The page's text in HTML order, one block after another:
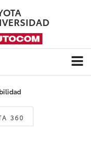
360
No
luego